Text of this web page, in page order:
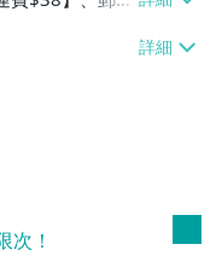
/自取/不寄送
次！